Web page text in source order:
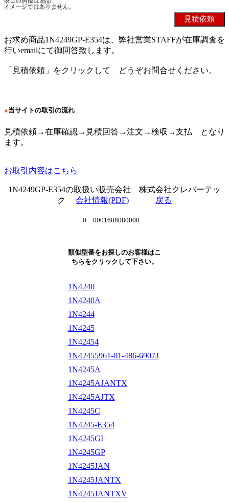
お求め商品1N4249GP-E354は、弊社営業STAFFが在庫調査を
行いemailにて御回答致します。
「見積依頼」をクリックして どうぞお問合せください。
●当サイトの取引の流れ
見積依頼→在庫確認→見積回答→注文→検収→支払 となり
ます。
お取引内容はこちら
1N4249GP-E354の取扱い販売会社 株式会社クレバーテッ
ク 会社情報(PDF) 戻る
0 0001608080000
類似型番をお探しのお客様はこ
ちらをクリックして下さい。
1N4240
1N4240A
1N4244
1N4245
1N42454
1N42455961-01-486-6907J
1N4245A
1N4245AJANTX
1N4245AJTX
1N4245C
1N4245-E354
1N4245GI
1N4245GP
1N4245JAN
1N4245JANTX
1N4245JANTXV